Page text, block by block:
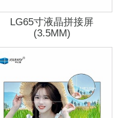
LG65寸液晶拼接屏
(3.5MM)